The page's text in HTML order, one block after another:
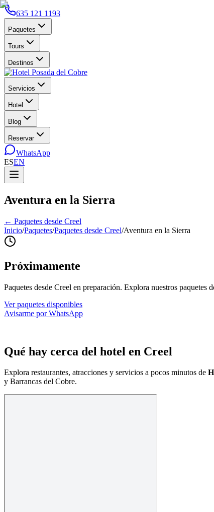
635 121 1193
Paquetes
Tours
Destinos
Servicios
Hotel
Blog
Reservar
WhatsApp
ESEN
Aventura en la Sierra
← Paquetes desde Creel
Inicio/Paquetes/Paquetes desde Creel/Aventura en la Sierra
Próximamente
Paquetes desde Creel en preparación. Explora nuestros
Ver paquetes disponibles
Avisarme por WhatsApp
Qué hay cerca del hotel en Creel
Explora restaurantes, atracciones y servicios a pocos minutos de
y Barrancas del Cobre.